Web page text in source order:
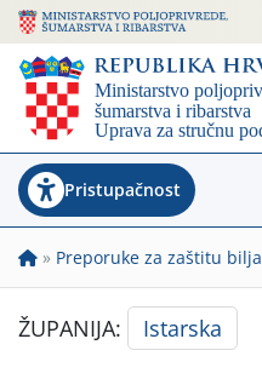
Pristupačnost
» Preporuke za zaštitu bilja
ŽUPANIJA: Istarska